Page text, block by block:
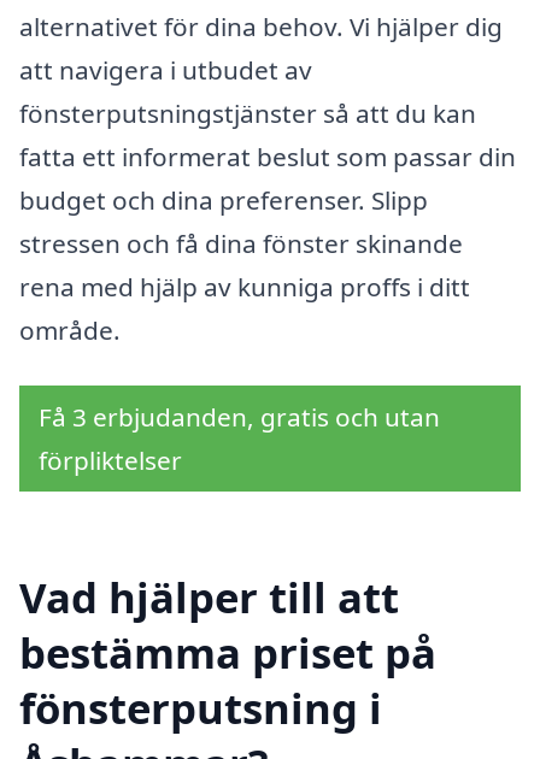
alternativet för dina behov. Vi hjälper dig
att navigera i utbudet av
fönsterputsningstjänster så att du kan
fatta ett informerat beslut som passar din
budget och dina preferenser. Slipp
stressen och få dina fönster skinande
rena med hjälp av kunniga proffs i ditt
område.
Få 3 erbjudanden, gratis och utan
förpliktelser
Vad hjälper till att
bestämma priset på
fönsterputsning i